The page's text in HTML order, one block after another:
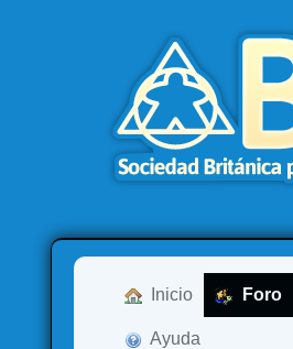
Inicio Foro
Ayuda